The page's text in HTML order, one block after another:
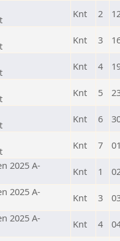
Knt 2
Knt 3
Knt 4
Knt 5
Knt 6
Knt 7
2025 A-
Knt 1
2025 A-
Knt 3
2025 A-
Knt 4